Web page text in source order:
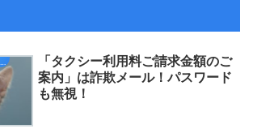
「タクシー利用料ご請求金額のご
案内」は詐欺メール！パスワード
も無視！